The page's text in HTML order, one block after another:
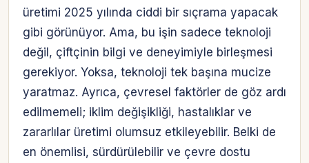
üretimi 2025 yılında ciddi bir sıçrama yapacak
gibi görünüyor. Ama, bu işin sadece teknoloji
değil, çiftçinin bilgi ve deneyimiyle birleşmesi
gerekiyor. Yoksa, teknoloji tek başına mucize
yaratmaz. Ayrıca, çevresel faktörler de göz ardı
edilmemeli; iklim değişikliği, hastalıklar ve
zararlılar üretimi olumsuz etkileyebilir. Belki de
en önemlisi, sürdürülebilir ve çevre dostu